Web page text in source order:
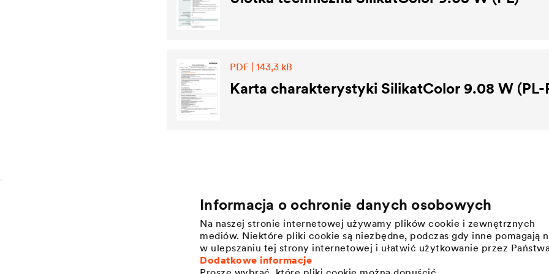
Informacja o ochronie danych osobowych
Na naszej stronie internetowej używamy plików cookie i zewnętrznych
mediów. Niektóre pliki cookie są niezbędne, podczas gdy inne pomagają
w ulepszaniu tej strony internetowej i ułatwić użytkowanie przez
Dodatkowe informacje
PDF | 143,3 kB
Karta charakterystyki SilikatColor 9.08 W (PL-
Innowacje
Kariera
Pracodawca DÖRKEN
Informacje prasowe
Press releases